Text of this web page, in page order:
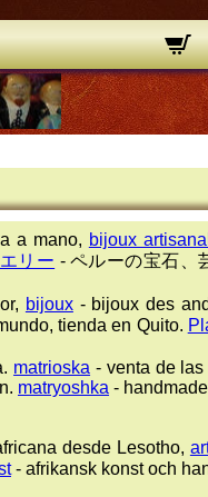
a mano, bijoux artisanal
リー - ペルーの宝石、
bijoux- bijoux des
tienda en Quito.
matrioska - venta de
matryoshka -
desde Lesotho,
- afrikansk konst och